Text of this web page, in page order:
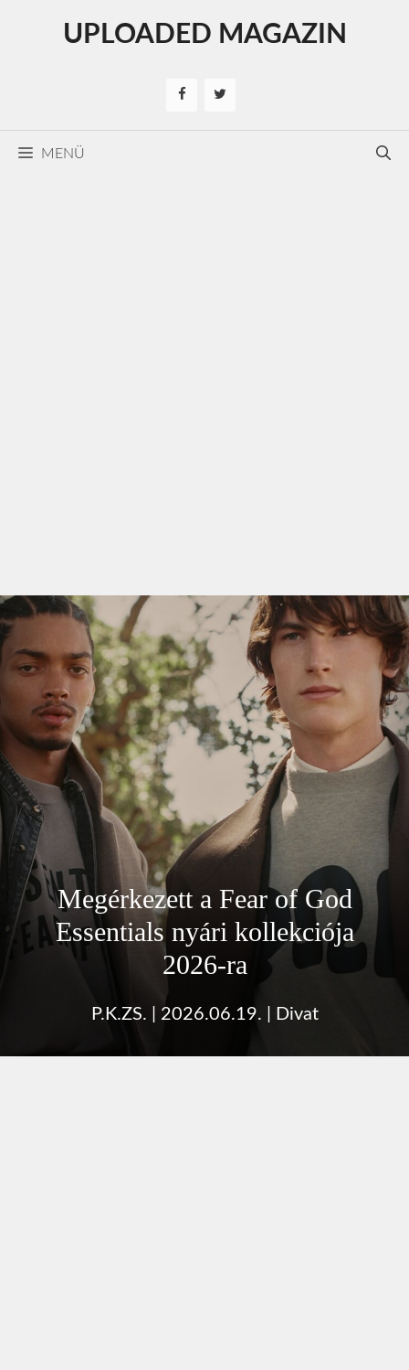
UPLOADED MAGAZIN
MENÜ
Megérkezett a Fear of God
Essentials nyári kollekciója
2026-ra
P.K.ZS. 2026.06.19. Divat